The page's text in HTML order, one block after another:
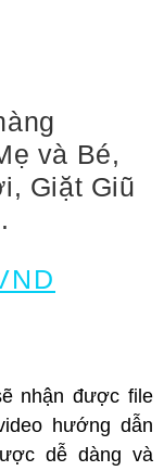
và Bé,
Giặt Giũ
nhận được file
hướng dẫn
dễ dàng và